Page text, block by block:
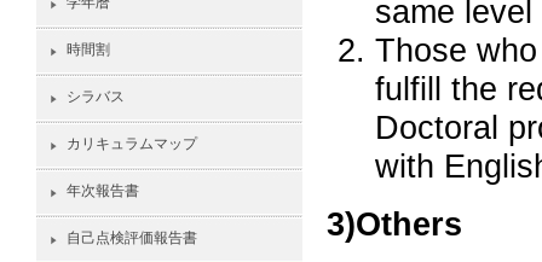
same
Those
fulfill the
Doctoral
with
3)Others
時間割
シラバス
カリキュラムマップ
年次報告書
自己点検評価報告書